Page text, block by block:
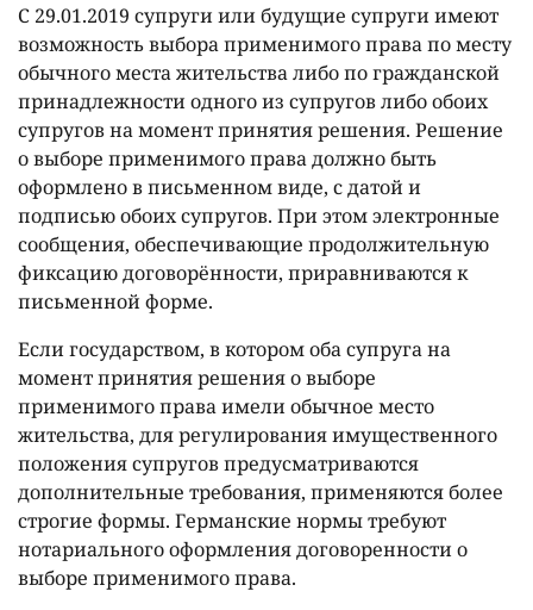
С 29.01.2019 супруги или будущие супруги имеют
возможность выбора применимого права по месту
обычного места жительства либо по гражданской
принадлежности одного из супругов либо обоих
супругов на момент принятия решения. Решение
о выборе применимого права должно быть
оформлено в письменном виде, с датой и
подписью обоих супругов. При этом электронные
сообщения, обеспечивающие продолжительную
фиксацию договорённости, приравниваются к
письменной форме.
Если государством, в котором оба супруга на
момент принятия решения о выборе
применимого права имели обычное место
жительства, для регулирования имущественного
положения супругов предусматриваются
дополнительные требования, применяются более
строгие формы. Германские нормы требуют
нотариального оформления договоренности о
выборе применимого права.